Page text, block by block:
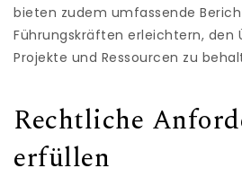
bieten zudem umfassende
Führungskräften erleichtern, den
Projekte und Ressourcen zu
Rechtliche
erfüllen